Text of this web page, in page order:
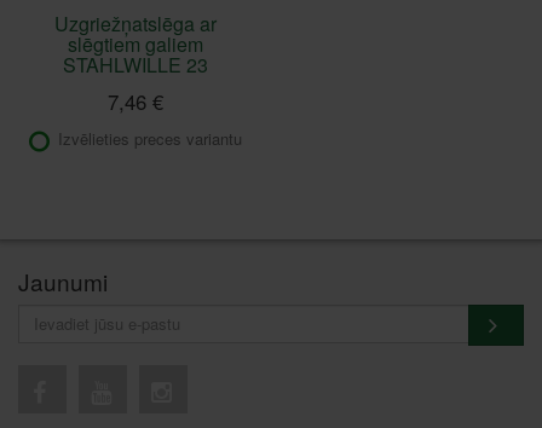
Uzgriežņatslēga ar
slēgtiem galiem
STAHLWILLE 23
7,46 €
Izvēlieties preces variantu
Jaunumi